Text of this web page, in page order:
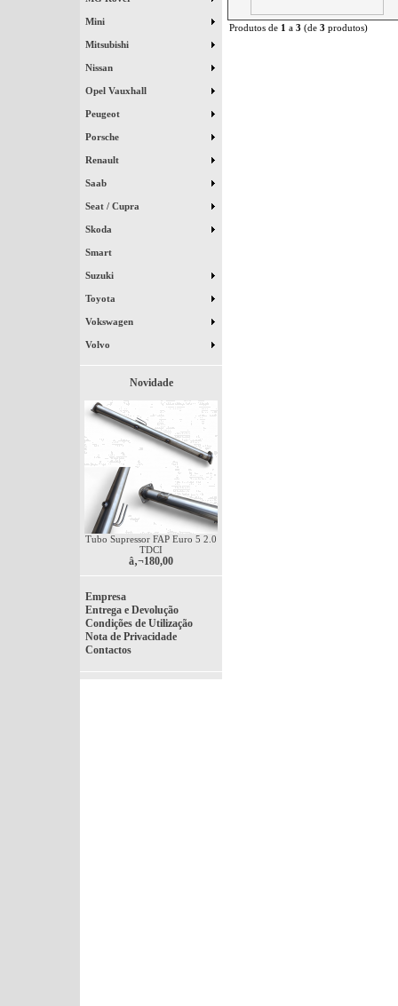
Mini
Mitsubishi
Nissan
Opel Vauxhall
Peugeot
Porsche
Renault
Saab
Seat / Cupra
Skoda
Smart
Suzuki
Toyota
Vokswagen
Volvo
Novidade
Tubo Supressor FAP Euro 5 2.0
TDCI
â‚¬180,00
Empresa
Entrega e Devolução
Condições de Utilização
Nota de Privacidade
Contactos
Produtos de 1 a 3 (de 3 produtos)